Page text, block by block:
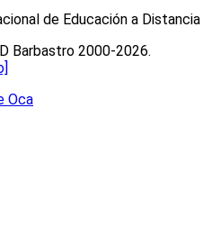
Barbastro 2000-2026.